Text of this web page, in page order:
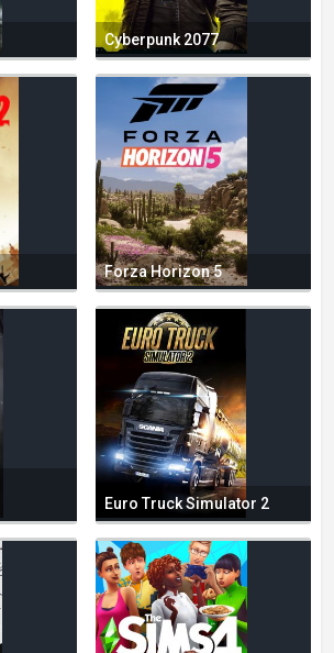
Cyberpunk 2077
Forza Horizon 5
Euro Truck Simulator 2